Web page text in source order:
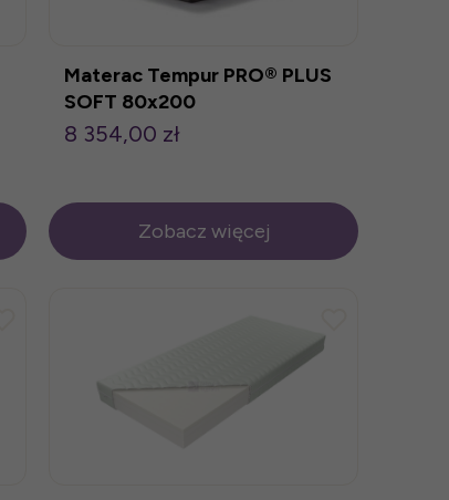
Materac Tempur PRO® PLUS
SOFT 80x200
8 354,00 zł
Zobacz więcej